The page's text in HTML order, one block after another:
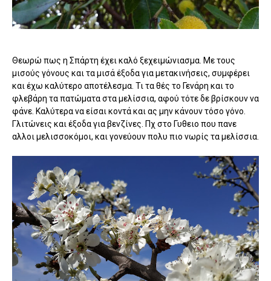
Θεωρώ πως η Σπάρτη έχει καλό ξεχειμώνιασμα. Με τους
μισούς γόνους και τα μισά έξοδα για μετακινήσεις, συμφέρει
και έχω καλύτερο αποτέλεσμα. Τι τα θές το Γενάρη και το
φλεβάρη τα πατώματα στα μελίσσια, αφού τότε δε βρίσκουν να
φάνε. Καλύτερα να είσαι κοντά και ας μην κάνουν τόσο γόνο.
Γλιτώνεις και έξοδα για βενζίνες. Πχ στο Γυθειο που πανε
αλλοι μελισσοκόμοι, και γονεύουν πολυ πιο νωρίς τα μελίσσια.